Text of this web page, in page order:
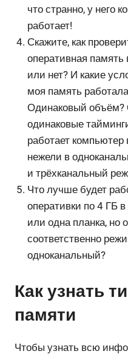
что странно, у него
работает!
Скажите, как
оперативная
или нет? И какие
моя память
Одинаковый объём?
одинаковые
работает
нежели в
и трёхканальный
Что лучше будет
оперативки по 4 ГБ
или одна планка, но
соответственно
одноканальный?
Как узнать
памяти
Чтобы узнать всю